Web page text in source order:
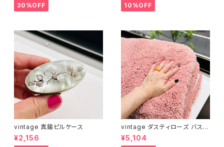
30%OFF 10%OFF
vintage 真鍮ピルケース
¥2,156
vintage ダスティローズ バスマ
ット
¥5,104